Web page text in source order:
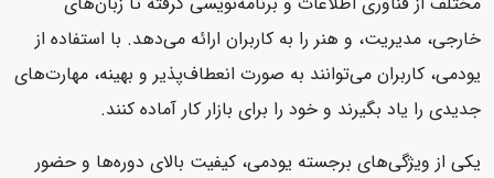
خارجی، مدیریت، و هنر را به کاربران ارائه می‌دهد. با استفاده از
یودمی، کاربران می‌توانند به صورت انعطاف‌پذیر و بهینه، مهارت‌های
جدیدی را یاد بگیرند و خود را برای بازار کار آماده کنند.
یکی از ویژگی‌های برجسته یودمی، کیفیت بالای دوره‌ها و حضور